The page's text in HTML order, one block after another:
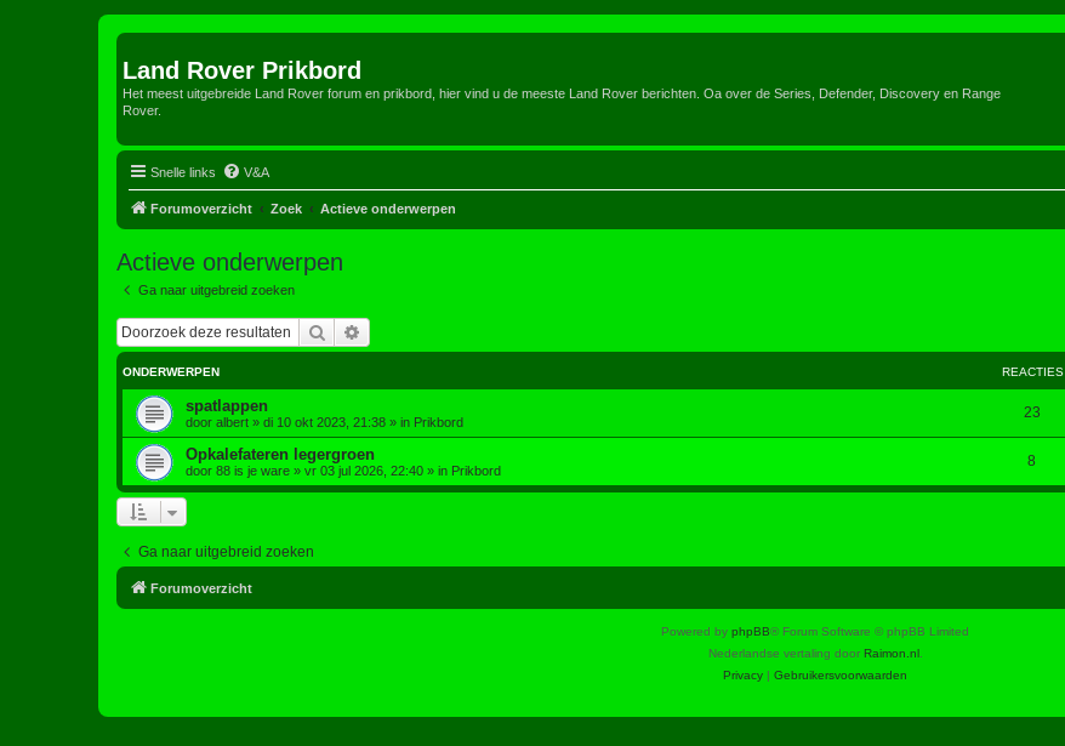
Land Rover Prikbord
Het meest uitgebreide Land Rover forum en prikbord, hier vind u de meeste Land Rover berichten. Oa over de Series, Defender, Discovery en Range
Rover.
Snelle links V&A
Forumoverzicht Zoek Actieve onderwerpen
Actieve onderwerpen
Ga naar uitgebreid zoeken
Zoek
ONDERWERPEN REACTIES
spatlappen
door albert » di 10 okt 2023, 21:38 » in Prikbord
23
Opkalefateren legergroen
door 88 is je ware » vr 03 jul 2026, 22:40 » in Prikbord
8
Ga naar uitgebreid zoeken
Forumoverzicht
Powered by phpBB® Forum Software © phpBB Limited
Nederlandse vertaling door Raimon.nl.
Privacy | Gebruikersvoorwaarden